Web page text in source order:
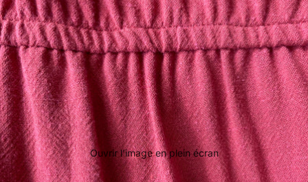
Ouvrir l’image en plein écran